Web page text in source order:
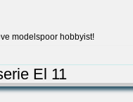
modelspoor hobbyist!
El 11